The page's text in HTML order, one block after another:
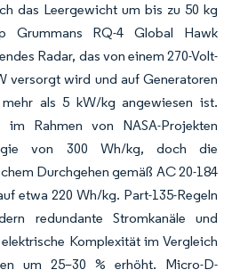
das Leergewicht um bis zu 50 kg
Grummans RQ-4 Global Hawk
Radar, das von einem 270-Volt-
versorgt wird und auf Generatoren
als 5 kW/kg angewiesen ist.
im Rahmen von NASA-Projekten
von 300 Wh/kg, doch die
Durchgehen gemäß AC 20-184
etwa 220 Wh/kg. Part-135-Regeln
redundante Stromkanäle und
Komplexität im Vergleich
um 25–30 % erhöht. Micro-D-